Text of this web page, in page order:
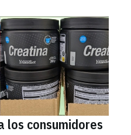
los consumidores